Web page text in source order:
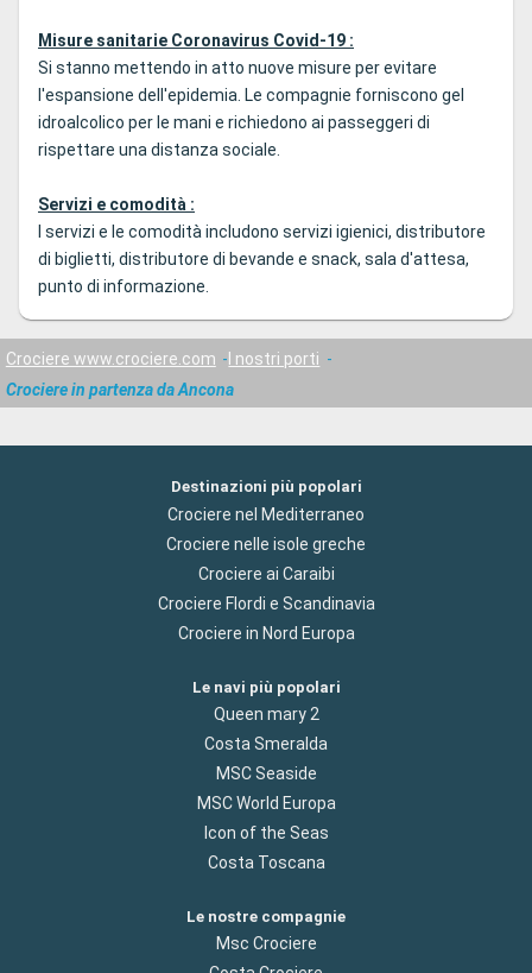
Misure sanitarie Coronavirus Covid-19 :
Si stanno mettendo in atto nuove misure per evitare
l'espansione dell'epidemia. Le compagnie forniscono gel
idroalcolico per le mani e richiedono ai passeggeri di
rispettare una distanza sociale.
Servizi e comodità :
I servizi e le comodità includono servizi igienici, distributore
di biglietti, distributore di bevande e snack, sala d'attesa,
punto di informazione.
Crociere www.crociere.com
I nostri porti
Crociere in partenza da Ancona
Destinazioni più popolari
Crociere nel Mediterraneo
Crociere nelle isole greche
Crociere ai Caraibi
Crociere Flordi e Scandinavia
Crociere in Nord Europa
Le navi più popolari
Queen mary 2
Costa Smeralda
MSC Seaside
MSC World Europa
Icon of the Seas
Costa Toscana
Le nostre compagnie
Msc Crociere